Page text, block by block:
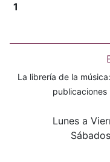
1
La librería de la
publicaciones
Lunes a